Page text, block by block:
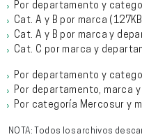
Por departamento y
Cat. A y B por marca
Cat. A y B por marca y
Cat. C por marca y
Por departamento y
Por departamento, marca
Por categoría Mercosur y
NOTA: Todos los archivos